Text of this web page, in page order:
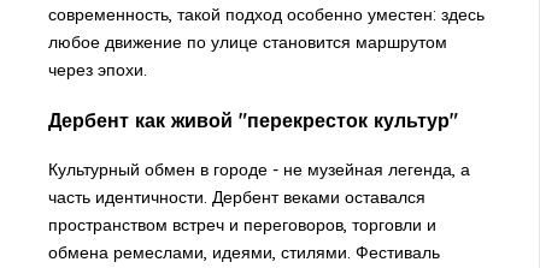
современность, такой подход особенно уместен: здесь
любое движение по улице становится маршрутом
через эпохи.
Дербент как живой "перекресток культур"
Культурный обмен в городе - не музейная легенда, а
часть идентичности. Дербент веками оставался
пространством встреч и переговоров, торговли и
обмена ремеслами, идеями, стилями. Фестиваль